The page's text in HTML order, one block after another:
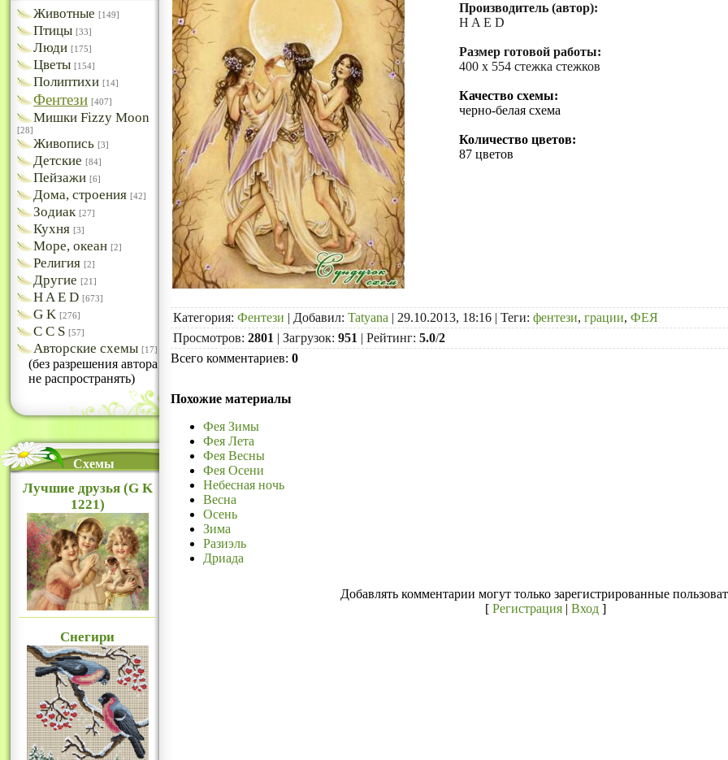
Животные [149]
Птицы [33]
Люди [175]
Цветы [154]
Полиптихи [14]
Фентези [407]
Мишки Fizzy Moon
[28]
Живопись [3]
Детские [84]
Пейзажи [6]
Дома, строения [42]
Зодиак [27]
Кухня [3]
Море, океан [2]
Религия [2]
Другие [21]
H A E D [673]
G K [276]
C C S [57]
Авторские схемы [17]
(без разрешения автора
не распространять)
Схемы
Лучшие друзья (G K
1221)
Снегири
Производитель (автор):
H A E D
Размер готовой работы:
400 х 554 стежка стежков
Качество схемы:
черно-белая схема
Количество цветов:
87 цветов
Категория: Фентези | Добавил: Tatyana | 29.10.2013, 18:16 | Теги: фентези, грации, ФЕЯ
Просмотров: 2801 | Загрузок: 951 | Рейтинг: 5.0/2
Всего комментариев: 0
Похожие материалы
Фея Зимы
Фея Лета
Фея Весны
Фея Осени
Небесная ночь
Весна
Осень
Зима
Разиэль
Дриада
Добавлять комментарии могут только зарегистрированные
[ Регистрация | Вход]